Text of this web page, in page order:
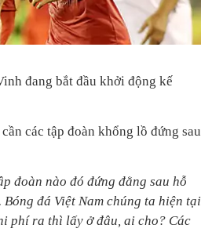
đang bắt đầu khởi động kế
các tập đoàn khổng lồ đứng sau
đoàn nào đó đứng đằng sau hỗ
đá Việt Nam chúng ta hiện tại
phí ra thì lấy ở đâu, ai cho? Các